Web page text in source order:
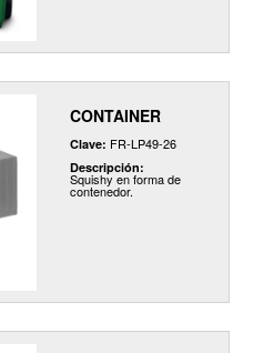
CONTAINER
Clave: FR-LP49-26
Descripción:
Squishy en forma de
contenedor.